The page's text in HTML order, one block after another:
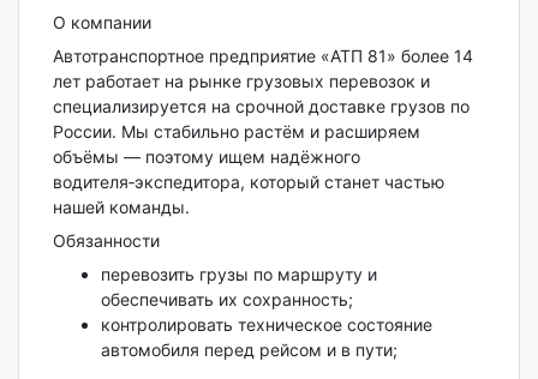
О компании
Автотранспортное предприятие «АТП 81» более 14
лет работает на рынке грузовых перевозок и
специализируется на срочной доставке грузов по
России. Мы стабильно растём и расширяем
объёмы — поэтому ищем надёжного
водителя‑экспедитора, который станет частью
нашей команды.
Обязанности
перевозить грузы по маршруту и
обеспечивать их сохранность;
контролировать техническое состояние
автомобиля перед рейсом и в пути;